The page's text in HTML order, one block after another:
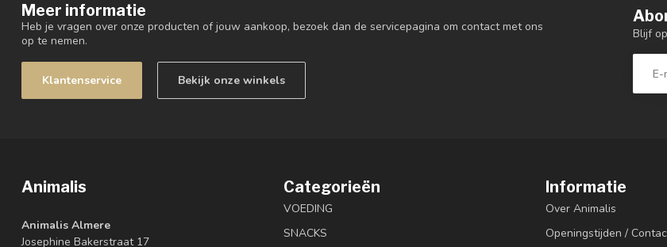
Meer informatie
Heb je vragen over onze producten of jouw aankoop, bezoek dan de servicepagina om contact met ons
op te nemen.
Klantenservice Bekijk onze winkels
Blijf
Animalis
Animalis Almere
Josephine Bakerstraat 17
Categorieën
VOEDING
SNACKS
Informatie
Over Animalis
Openingstijden /